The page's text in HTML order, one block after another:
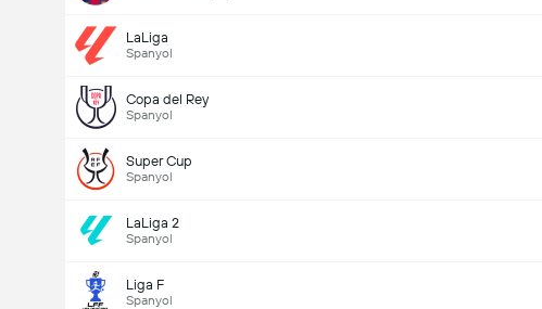
LaLiga
Spanyol
Copa del Rey
Spanyol
Super Cup
Spanyol
LaLiga 2
Spanyol
Liga F
Spanyol